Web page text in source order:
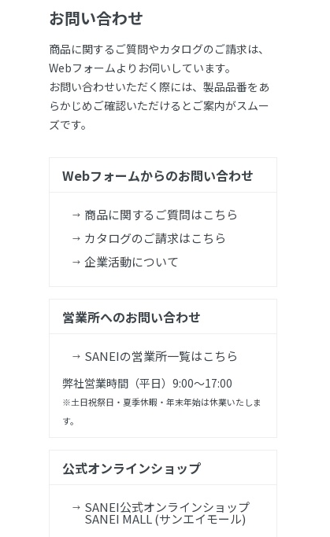
お問い合わせ
商品に関するご質問やカタログのご請求は、
Webフォームよりお伺いしています。
お問い合わせいただく際には、製品品番をあ
らかじめご確認いただけるとご案内がスムー
ズです。
Webフォームからのお問い合わせ
商品に関するご質問はこちら
カタログのご請求はこちら
企業活動について
営業所へのお問い合わせ
SANEIの営業所一覧はこちら
弊社営業時間（平日）9:00～17:00
※土日祝祭日・夏季休暇・年末年始は休業いたしま
す。
公式オンラインショップ
SANEI公式オンラインショップ
SANEI MALL (サンエイモール)